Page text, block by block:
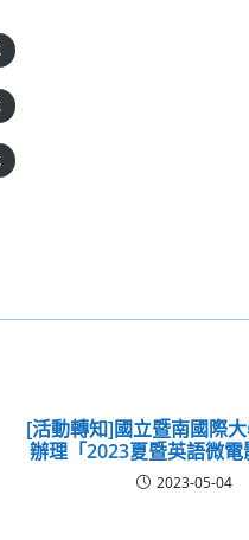
[活動轉知]國立暨南國際
辦理「2023夏暨英語微電
2023-05-04